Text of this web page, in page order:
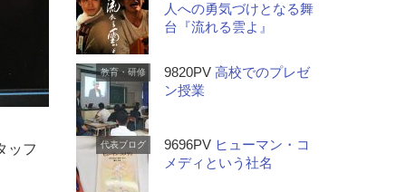
ッフ
人への勇気づけとなる舞
台『流れる雲よ』
教育・研修 9820PV 高校でのプレゼ
ン授業
代表ブログ 9696PV ヒューマン・コ
メディという社名